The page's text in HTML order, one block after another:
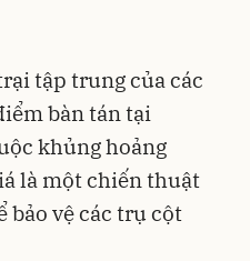
tập trung của các
bàn tán tại
khủng hoảng
là một chiến thuật
bảo vệ các trụ cột